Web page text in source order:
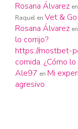
Rosana Álvarez en
Raquel en Vet & Go
Rosana Álvarez en
lo corrijo?
https://mostbet-
comida. ¿Cómo
Ale97 en Mi
agresivo